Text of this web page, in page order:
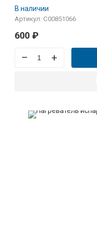
В наличии
Артикул: C00851066
600 ₽
– +